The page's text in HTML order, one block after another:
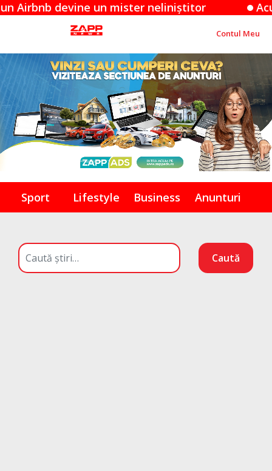
devine un mister neliniștitor Acuzațiile
Contul Meu
Sport Lifestyle Business Anunturi
Caută